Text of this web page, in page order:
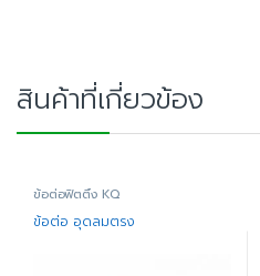
สินค้าที่เกี่ยวข้อง
ข้อต่อฟิตติ้ง KQ
ข้อต่อ อุดลมตรง